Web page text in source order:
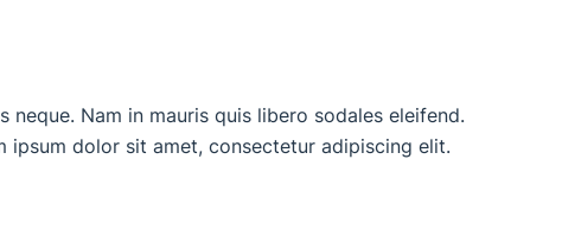
Nam in mauris quis libero sodales eleifend.
ipsum dolor sit amet, consectetur adipiscing elit.